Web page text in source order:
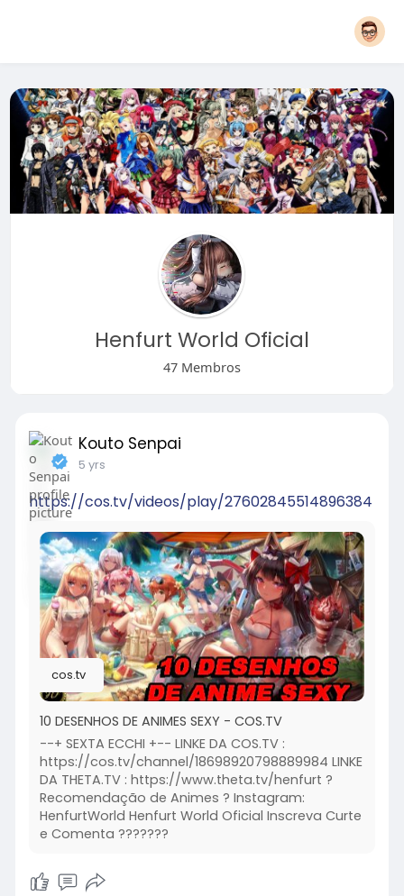
Henfurt World Oficial
47 Membros
Kouto Senpai
5 yrs
https://cos.tv/videos/play/27602845514896384
cos.tv
10 DESENHOS DE ANIMES SEXY - COS.TV
--+ SEXTA ECCHI +-- LINKE DA COS.TV :
https://cos.tv/channel/18698920798889984 LINKE
DA THETA.TV : https://www.theta.tv/henfurt ?
Recomendação de Animes ? Instagram:
HenfurtWorld Henfurt World Oficial Inscreva Curte
e Comenta ???????